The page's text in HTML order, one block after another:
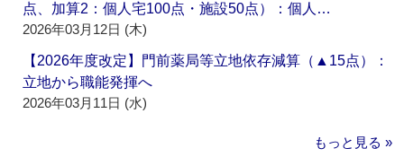
点、加算2：個人宅100点・施設50点）：個人…
2026年03月12日 (木)
【2026年度改定】門前薬局等立地依存減算（▲15点）：
立地から職能発揮へ
2026年03月11日 (水)
もっと見る »